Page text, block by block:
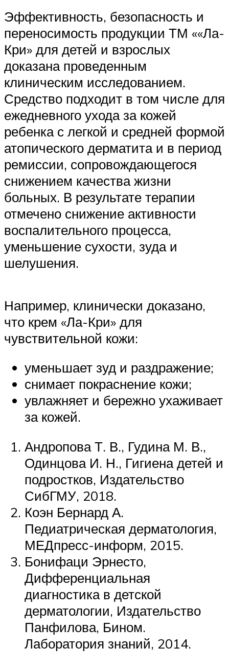
Эффективность, безопасность и
переносимость продукции ТМ ««Ла-
Кри» для детей и взрослых
доказана проведенным
клиническим исследованием.
Средство подходит в том числе для
ежедневного ухода за кожей
ребенка с легкой и средней формой
атопического дерматита и в период
ремиссии, сопровождающегося
снижением качества жизни
больных. В результате терапии
отмечено снижение активности
воспалительного процесса,
уменьшение сухости, зуда и
шелушения.
Например, клинически доказано,
что крем «Ла-Кри» для
чувствительной кожи:
уменьшает зуд и раздражение;
снимает покраснение кожи;
увлажняет и бережно ухаживает
за кожей.
Андропова Т. В., Гудина М. В.,
Одинцова И. Н., Гигиена детей и
подростков, Издательство
СибГМУ, 2018.
Коэн Бернард А.
Педиатрическая дерматология,
МЕДпресс-информ, 2015.
Бонифаци Эрнесто,
Дифференциальная
диагностика в детской
дерматологии, Издательство
Панфилова, Бином.
Лаборатория знаний, 2014.